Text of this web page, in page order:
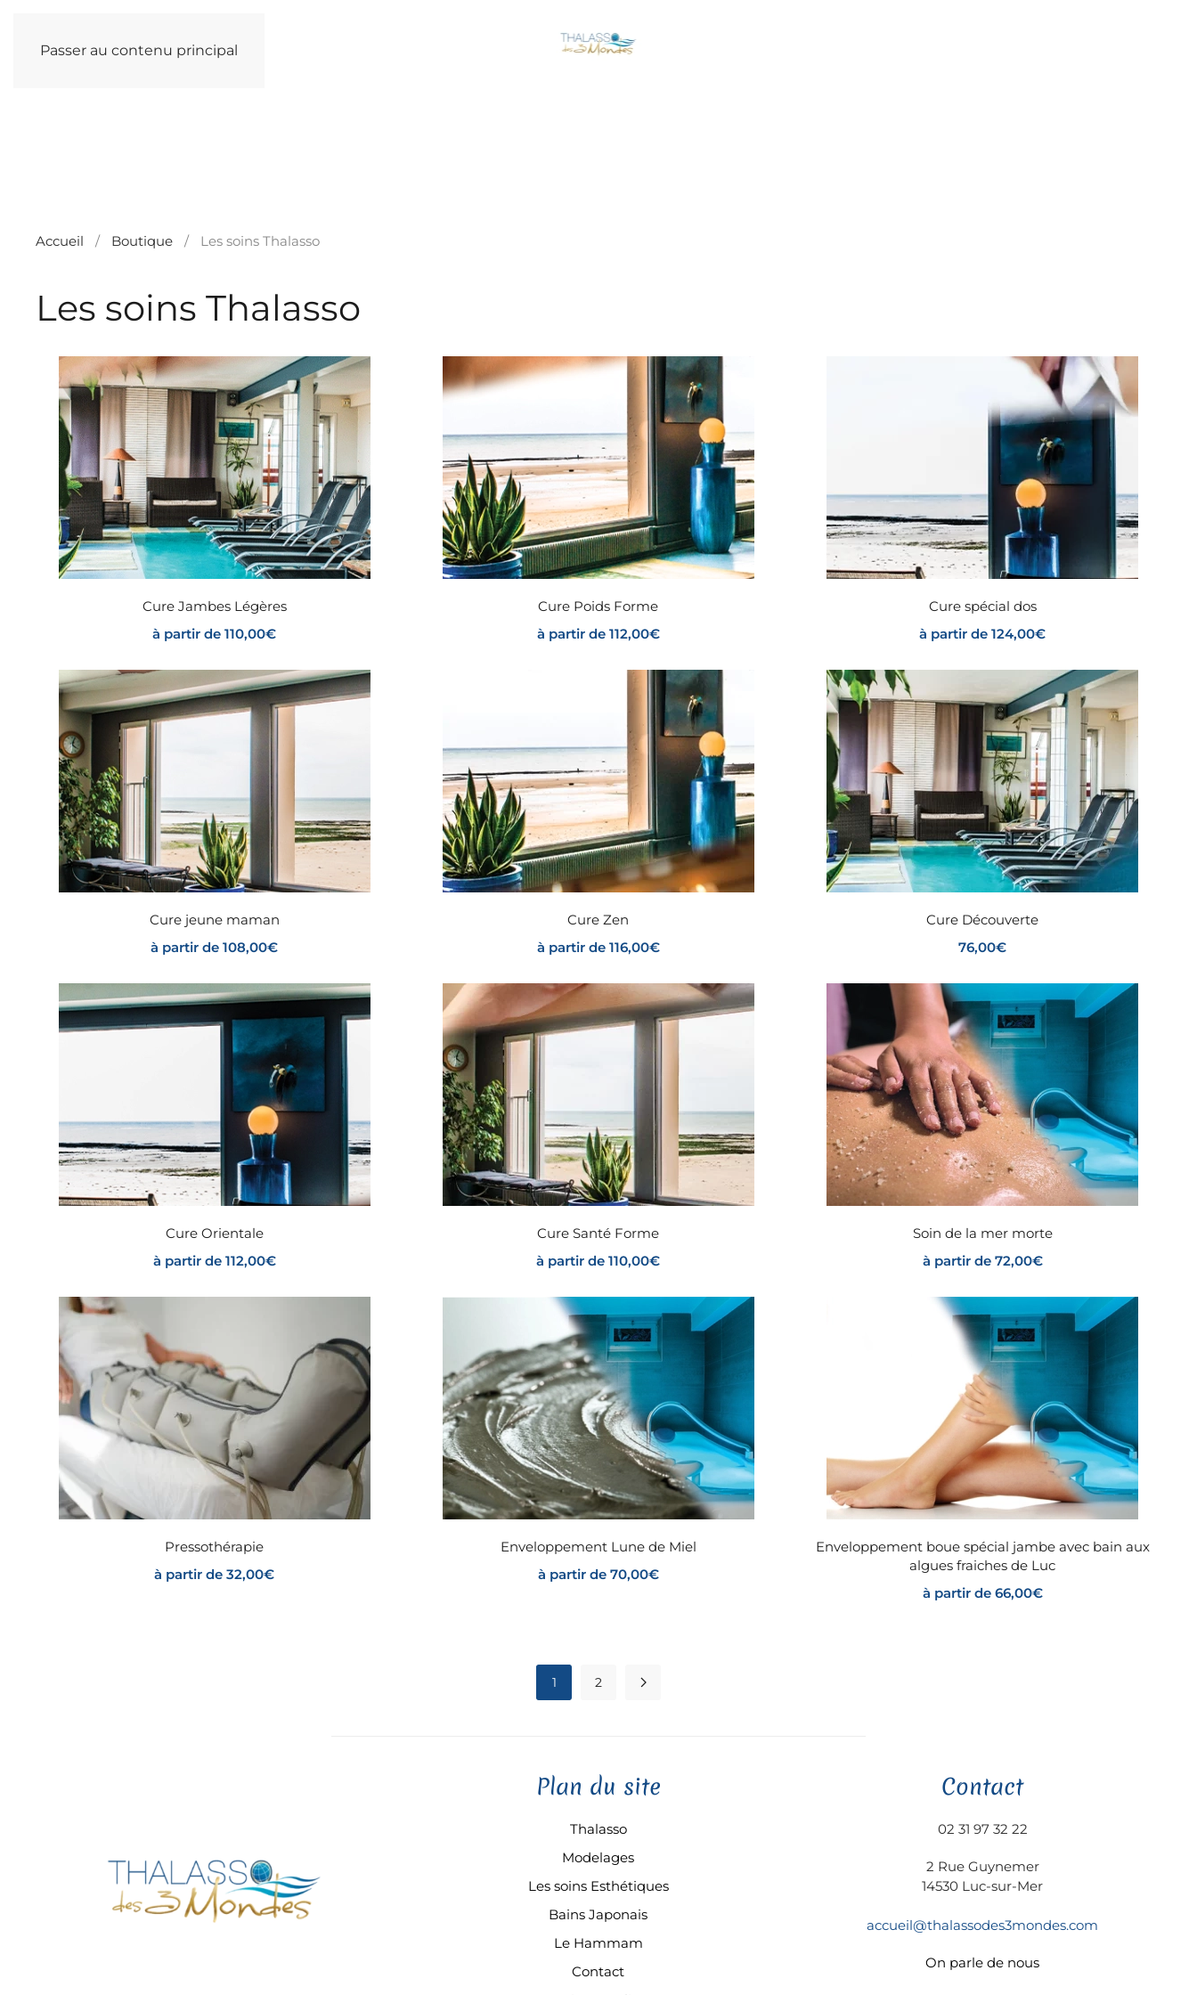
Passer au contenu principal
Accueil Boutique Les soins Thalasso
Les soins Thalasso
Cure Jambes Légères
à partir de 110,00€
Cure Poids Forme
à partir de 112,00€
Cure spécial dos
à partir de 124,00€
Cure jeune maman
à partir de 108,00€
Cure Zen
à partir de 116,00€
Cure Découverte
76,00€
Cure Orientale
à partir de 112,00€
Cure Santé Forme
à partir de 110,00€
Soin de la mer morte
à partir de 72,00€
Pressothérapie
à partir de 32,00€
Enveloppement Lune de Miel
à partir de 70,00€
Enveloppement boue spécial jambe avec bain aux
algues fraiches de Luc
à partir de 66,00€
1 2
Plan du site
Thalasso
Modelages
Les soins Esthétiques
Bains Japonais
Le Hammam
Contact
Contact
02 31 97 32 22
2 Rue Guynemer
14530 Luc-sur-Mer
accueil@thalassodes3mondes.com
On parle de nous